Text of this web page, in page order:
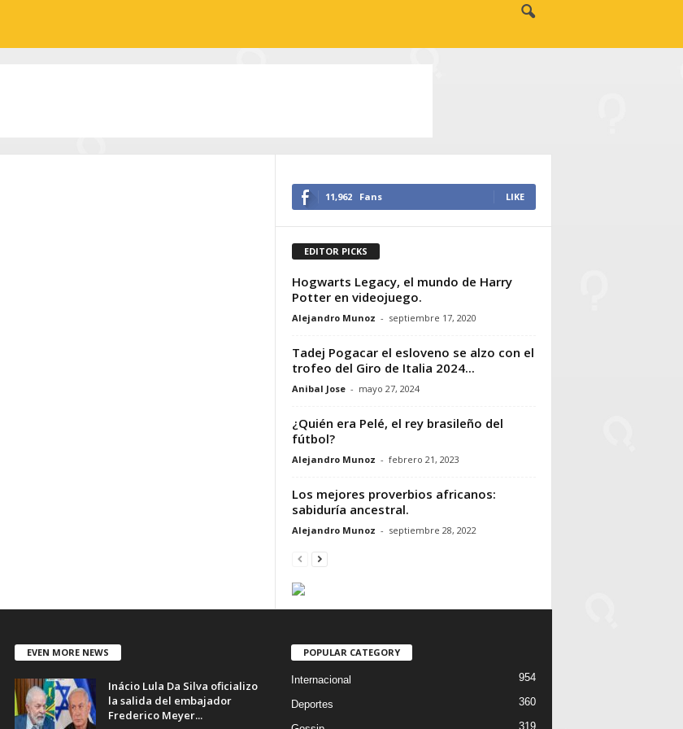
11,962 Fans LIKE
EDITOR PICKS
Hogwarts Legacy, el mundo de Harry
Potter en videojuego.
Alejandro Munoz - septiembre 17, 2020
Tadej Pogacar el esloveno se alzo con el
trofeo del Giro de Italia 2024...
Anibal Jose - mayo 27, 2024
¿Quién era Pelé, el rey brasileño del
fútbol?
Alejandro Munoz - febrero 21, 2023
Los mejores proverbios africanos:
sabiduría ancestral.
Alejandro Munoz - septiembre 28, 2022
EVEN MORE NEWS
Inácio Lula Da Silva oficializo
la salida del embajador
Frederico Meyer...
POPULAR CATEGORY
Internacional 954
Deportes 360
319